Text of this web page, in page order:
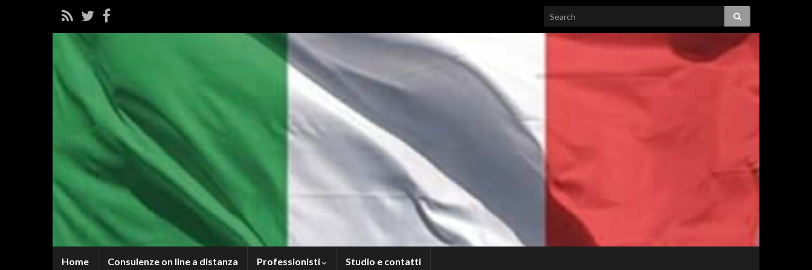
Home Consulenze on line a distanza Professionisti Studio e contatti